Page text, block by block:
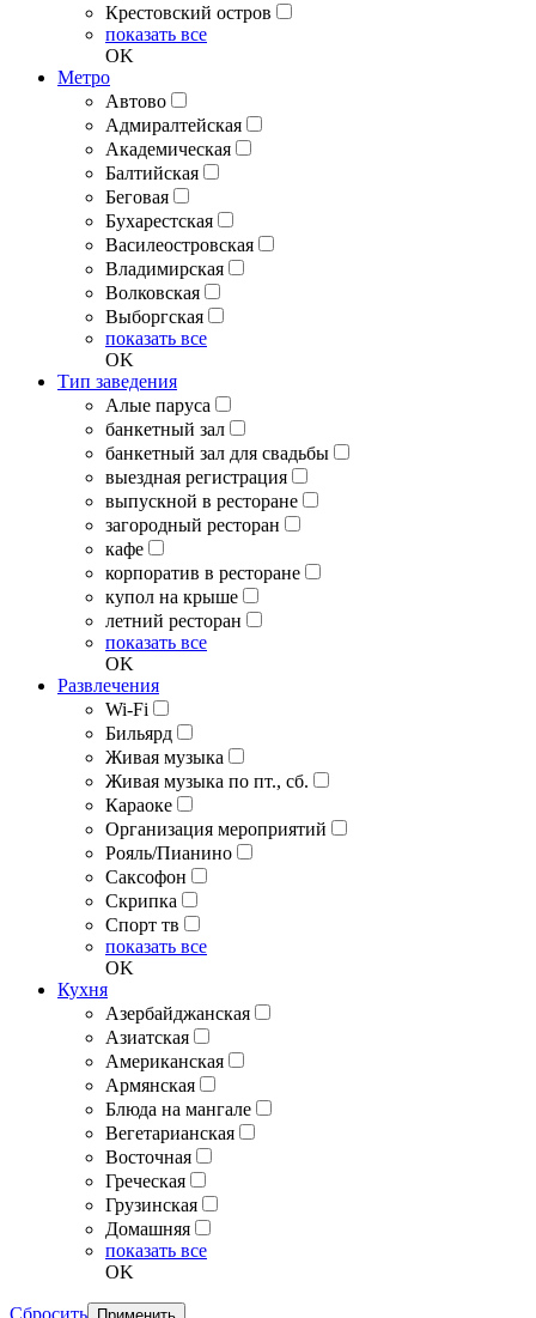
Крестовский остров
показать все
OK
Метро
Автово
Адмиралтейская
Академическая
Балтийская
Беговая
Бухарестская
Василеостровская
Владимирская
Волковская
Выборгская
показать все
OK
Тип заведения
Алые паруса
банкетный зал
банкетный зал для свадьбы
выездная регистрация
выпускной в ресторане
загородный ресторан
кафе
корпоратив в ресторане
купол на крыше
летний ресторан
показать все
OK
Развлечения
Wi-Fi
Бильярд
Живая музыка
Живая музыка по пт., сб.
Караоке
Организация мероприятий
Рояль/Пианино
Саксофон
Скрипка
Спорт тв
показать все
OK
Кухня
Азербайджанская
Азиатская
Американская
Армянская
Блюда на мангале
Вегетарианская
Восточная
Греческая
Грузинская
Домашняя
показать все
OK
Сбросить